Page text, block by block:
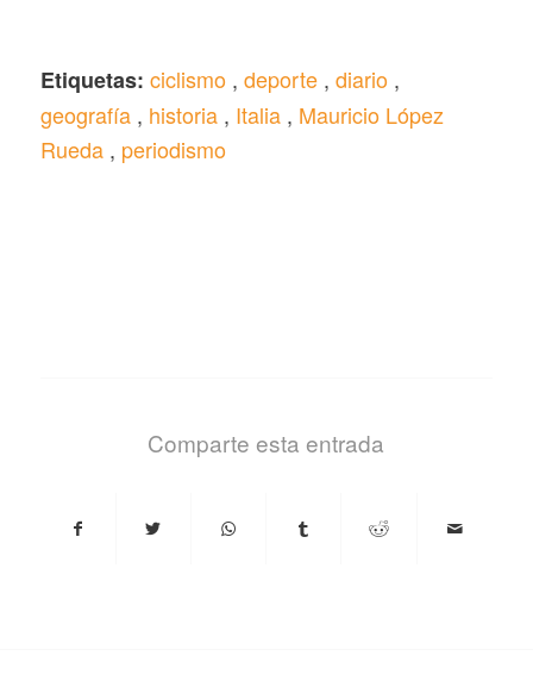
Etiquetas: ciclismo, deporte, diario,
geografía, historia, Italia, Mauricio López
Rueda, periodismo
Comparte esta entrada